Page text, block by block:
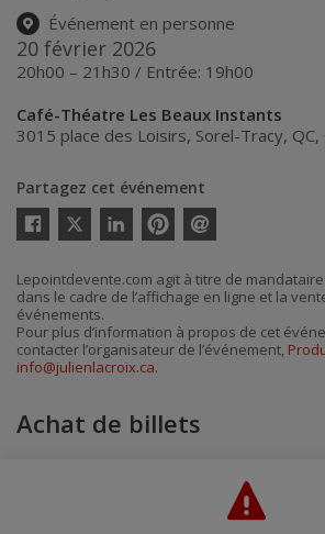
Événement en personne
20 février 2026
20h00 – 21h30 / Entrée: 19h00
Café-Théatre Les Beaux Instants
3015 place des Loisirs, Sorel-Tracy, QC,
Partagez cet événement
Twitter
courriel
Lepointdevente.com agit à titre de
dans le cadre de l’affichage en ligne et la
événements.
Pour plus d’information à propos de cet
contacter l’organisateur de l’événement,
info@julienlacroix.ca.
Achat de billets